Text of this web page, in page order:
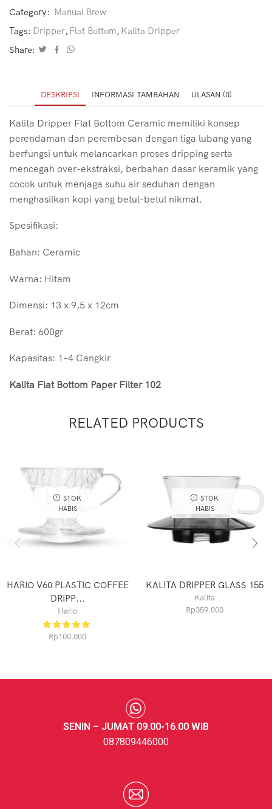
Category: Manual Brew
Tags: Dripper, Flat Bottom, Kalita Dripper
Share:
DESKRIPSI INFORMASI TAMBAHAN ULASAN (0)
Kalita Dripper Flat Bottom Ceramic memiliki konsep
perendaman dan perembesan dengan tiga lubang yang
berfungsi untuk melancarkan proses dripping serta
mencegah over-ekstraksi, berbahan dasar keramik yang
cocok untuk menjaga suhu air seduhan dengan
menghasilkan kopi yang betul-betul nikmat.
Spesifikasi:
Bahan: Ceramic
Warna: Hitam
Dimensi: 13 x 9,5 x 12cm
Berat: 600gr
Kapasitas: 1–4 Cangkir
Kalita Flat Bottom Paper Filter 102
RELATED PRODUCTS
STOK
HABIS
HARIO V60 PLASTIC COFFEE
DRIPP...
Hario
Rp100.000
STOK
HABIS
KALITA DRIPPER GLASS 155
Kalita
Rp359.000
SENIN – JUMAT 09.00-16.00 WIB
087809446000